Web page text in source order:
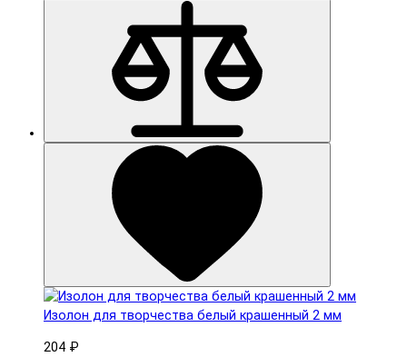
Изолон для творчества белый крашенный 2 мм
204 ₽